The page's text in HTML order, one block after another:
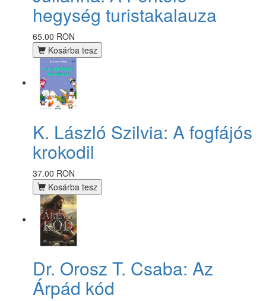
hegység turistakalauza
65.00 RON
Kosárba tesz
K. László Szilvia: A fogfájós
krokodil
37.00 RON
Kosárba tesz
Dr. Orosz T. Csaba: Az
Árpád kód